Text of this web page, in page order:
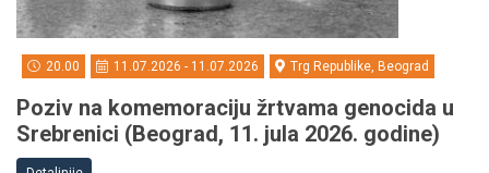
20.00 11.07.2026 - 11.07.2026 Trg Republike, Beograd
Poziv na komemoraciju žrtvama genocida u
Srebrenici (Beograd, 11. jula 2026. godine)